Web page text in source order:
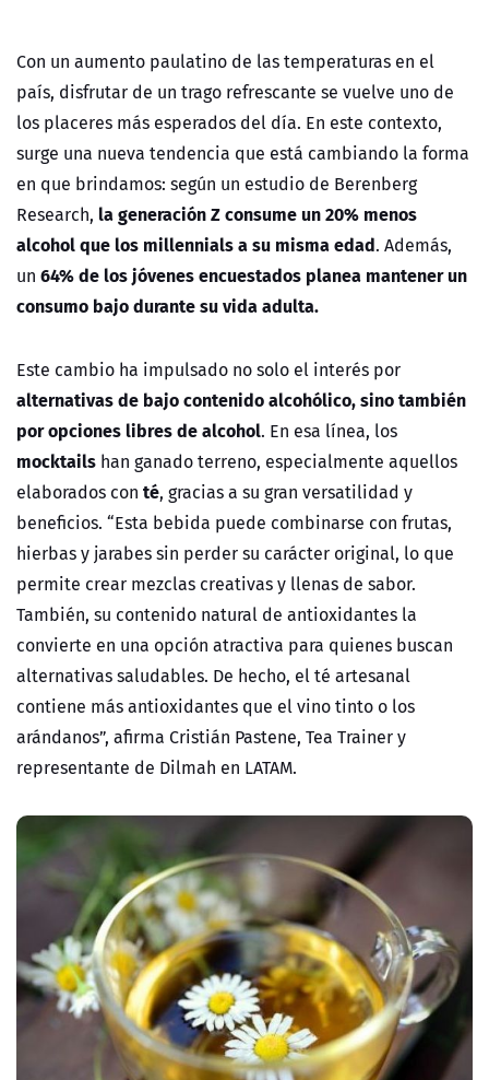
Con un aumento paulatino de las temperaturas en el
país, disfrutar de un trago refrescante se vuelve uno de
los placeres más esperados del día. En este contexto,
surge una nueva tendencia que está cambiando la forma
en que brindamos: según un estudio de Berenberg
Research, la generación Z consume un 20% menos
alcohol que los millennials a su misma edad. Además,
un 64% de los jóvenes encuestados planea mantener un
consumo bajo durante su vida adulta.
Este cambio ha impulsado no solo el interés por
alternativas de bajo contenido alcohólico, sino también
por opciones libres de alcohol. En esa línea, los
mocktails han ganado terreno, especialmente aquellos
elaborados con té, gracias a su gran versatilidad y
beneficios. “Esta bebida puede combinarse con frutas,
hierbas y jarabes sin perder su carácter original, lo que
permite crear mezclas creativas y llenas de sabor.
También, su contenido natural de antioxidantes la
convierte en una opción atractiva para quienes buscan
alternativas saludables. De hecho, el té artesanal
contiene más antioxidantes que el vino tinto o los
arándanos”, afirma Cristián Pastene, Tea Trainer y
representante de Dilmah en LATAM.